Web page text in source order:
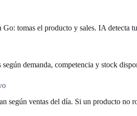
tomas el producto y sales. IA detecta
demanda, competencia y stock
según ventas del día. Si un producto no